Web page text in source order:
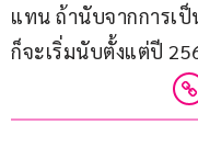
แทน ถ้านับจากการเ
ก็จะเริ่มนับตั้งแต่ปี